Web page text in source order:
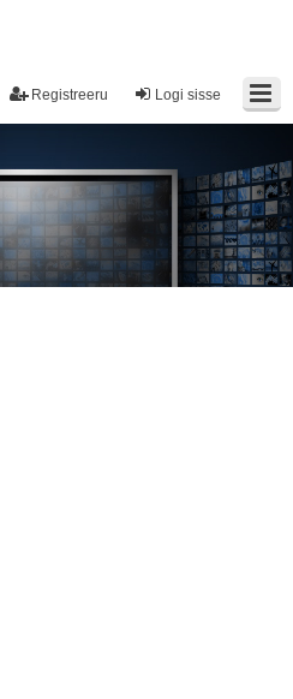
Logi sisse
Registreeru